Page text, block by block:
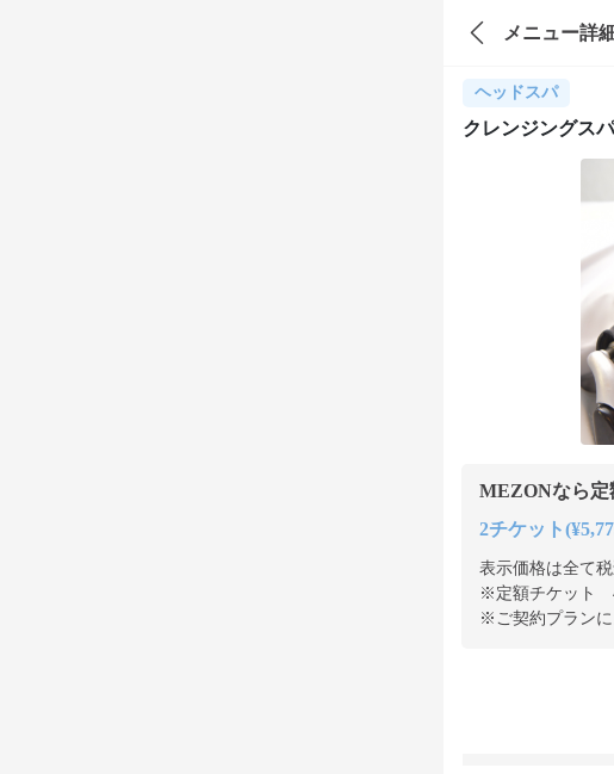
メニュー詳細
ヘッドスパ
クレンジングス
MEZONなら定
2チケット
表示価格は全て
※定額チケット
※ご契約プラン